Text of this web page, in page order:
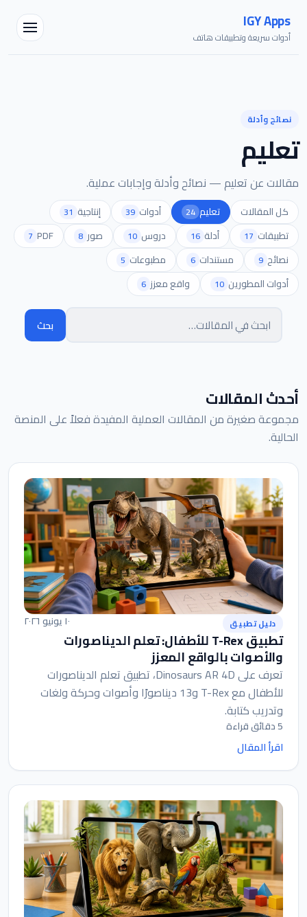
IGY Apps
أدوات سريعة وتطبيقات هاتف
نصائح وأدلة
تعليم
مقالات عن تعليم — نصائح وأدلة وإجابات عملية.
كل المقالات تعليم 24 أدوات 39 إنتاجية 31
تطبيقات 17 أدلة 16 دروس 10 صور 8
PDF
7
نصائح 9 مستندات 6 مطبوعات 5
أدوات المطورين 10 واقع معزز 6
البحث في المقالات بحث
أحدث المقالات
مجموعة صغيرة من المقالات العملية المفيدة فعلاً على المنصة
الحالية.
دليل تطبيق ١٠ يونيو ٢٠٢٦
تطبيق T-Rex للأطفال: تعلم الديناصورات
والأصوات بالواقع المعزز
تعرف على Dinosaurs AR 4D، تطبيق تعلم الديناصورات
للأطفال مع T-Rex و13 ديناصورًا وأصوات وحركة ولغات
وتدريب كتابة.
5 دقائق قراءة
اقرأ المقال
مساعد IGY
متصل — اسألني أي شيء